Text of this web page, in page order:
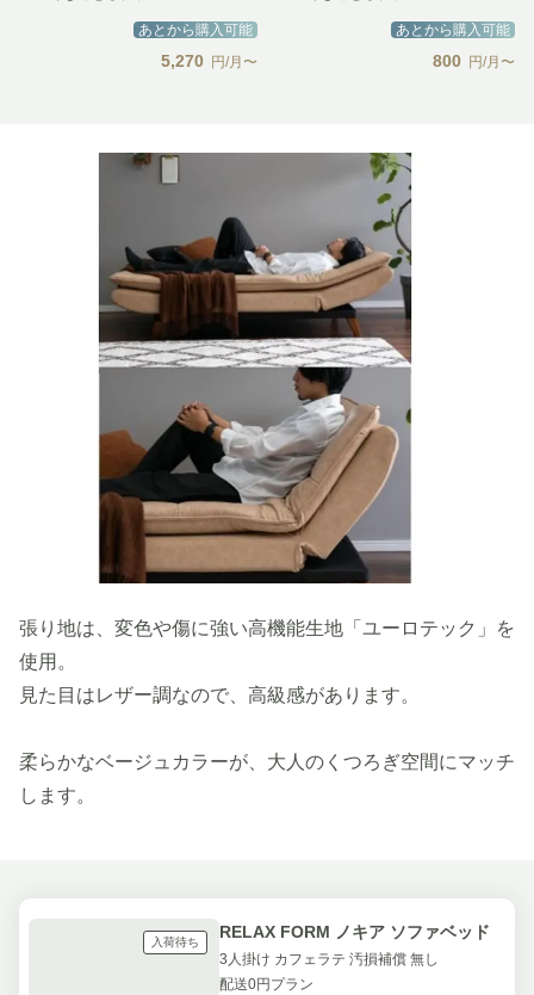
あとから購入可能
5,270 円/月〜
あとから購入可能
800 円/月〜
張り地は、変色や傷に強い高機能生地「ユーロテック」を
使用。
見た目はレザー調なので、高級感があります。
柔らかなベージュカラーが、大人のくつろぎ空間にマッチ
します。
入荷待ち RELAX FORM ノキア ソファベッド
3人掛け カフェラテ 汚損補償 無し
配送0円プラン